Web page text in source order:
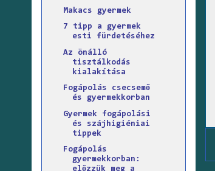
Makacs gyermek
7 tipp a gyermek
esti fürdetéséhez
Az önálló
tisztálkodás
kialakítása
Fogápolás csecsemő
és gyermekkorban
Gyermek fogápolási
és szájhigiéniai
tippek
Fogápolás
gyermekkorban: